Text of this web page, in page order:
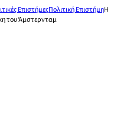
ΕπιστήμεςΠολιτική ΕπιστήμηΗ
του Άμστερνταμ